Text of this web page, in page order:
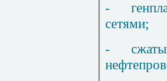
-
сетями;
-